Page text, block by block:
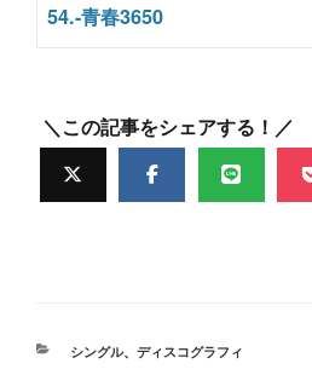
54.-青春3650
＼この記事をシェアする！／
カ
シングル、 ディスコグラフィ